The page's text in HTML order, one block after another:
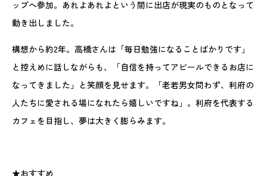
ップへ参加。あれよあれよという間に出店が現実のものとなって
動き出しました。
構想から約2年。高橋さんは「毎日勉強になることばかりです」
と控えめに話しながらも、「自信を持ってアピールできるお店に
なってきました」と笑顔を見せます。「老若男女問わず、利府の
人たちに愛される場になれたら嬉しいですね」。利府を代表する
カフェを目指し、夢は大きく膨らみます。
★おすすめ